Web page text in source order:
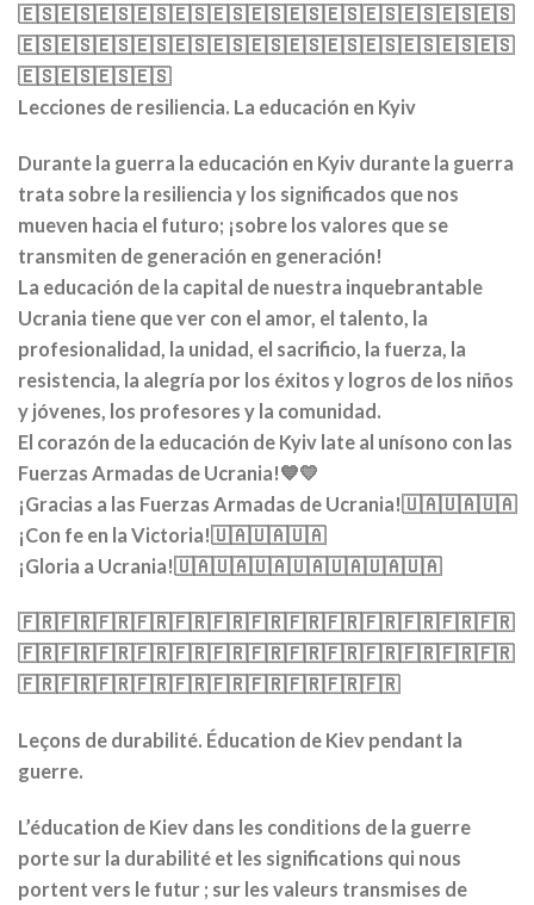
🇪🇸🇪🇸🇪🇸🇪🇸🇪🇸🇪🇸🇪🇸🇪🇸🇪🇸🇪🇸🇪🇸🇪🇸🇪🇸
🇪🇸🇪🇸🇪🇸🇪🇸🇪🇸🇪🇸🇪🇸🇪🇸🇪🇸🇪🇸🇪🇸🇪🇸🇪🇸
🇪🇸🇪🇸🇪🇸🇪🇸
Lecciones de resiliencia. La educación en Kyiv
Durante la guerra la educación en Kyiv durante la guerra
trata sobre la resiliencia y los significados que nos
mueven hacia el futuro; ¡sobre los valores que se
transmiten de generación en generación!
La educación de la capital de nuestra inquebrantable
Ucrania tiene que ver con el amor, el talento, la
profesionalidad, la unidad, el sacrificio, la fuerza, la
resistencia, la alegría por los éxitos y logros de los niños
y jóvenes, los profesores y la comunidad.
El corazón de la educación de Kyiv late al unísono con las
Fuerzas Armadas de Ucrania!💙💛
¡Gracias a las Fuerzas Armadas de Ucrania!🇺🇦🇺🇦🇺🇦
¡Con fe en la Victoria!🇺🇦🇺🇦🇺🇦
¡Gloria a Ucrania!🇺🇦🇺🇦🇺🇦🇺🇦🇺🇦🇺🇦🇺🇦
🇫🇷🇫🇷🇫🇷🇫🇷🇫🇷🇫🇷🇫🇷🇫🇷🇫🇷🇫🇷🇫🇷🇫🇷🇫🇷
🇫🇷🇫🇷🇫🇷🇫🇷🇫🇷🇫🇷🇫🇷🇫🇷🇫🇷🇫🇷🇫🇷🇫🇷🇫🇷
🇫🇷🇫🇷🇫🇷🇫🇷🇫🇷🇫🇷🇫🇷🇫🇷🇫🇷🇫🇷
Leçons de durabilité. Éducation de Kiev pendant la
guerre.
L’éducation de Kiev dans les conditions de la guerre
porte sur la durabilité et les significations qui nous
portent vers le futur ; sur les valeurs transmises de